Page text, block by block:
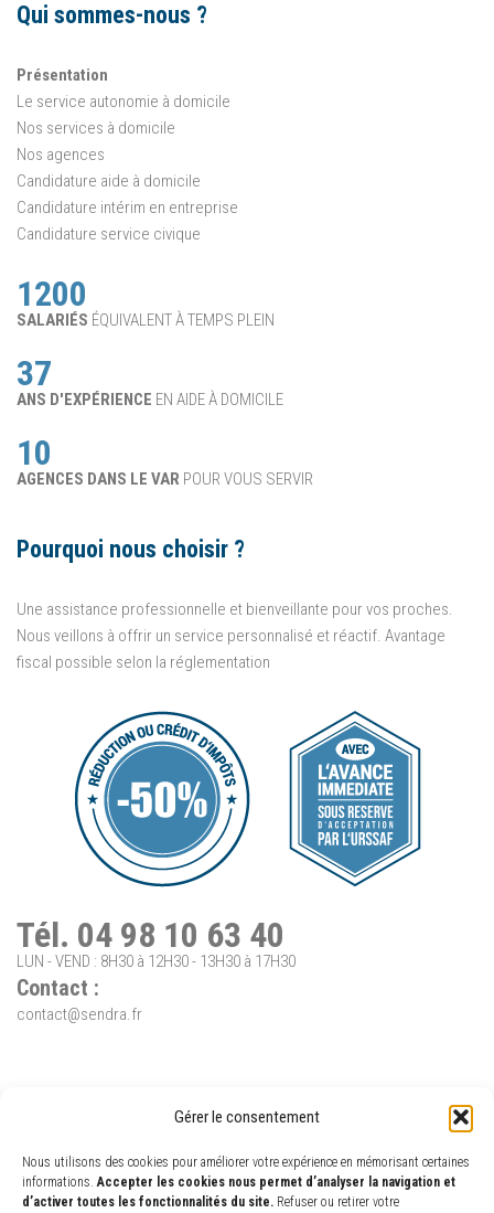
Gérer le consentement
Nous utilisons des cookies pour améliorer votre expérience en mémorisant certaines
informations.Accepter les cookies nous permet d’analyser la navigation et
d’activer toutes les fonctionnalités du site. Refuser ou retirer votre
Qui sommes-nous ?
Présentation
Le service autonomie à domicile
Nos services à domicile
Nos agences
Candidature aide à domicile
Candidature intérim en entreprise
Candidature service civique
1200
SALARIÉS ÉQUIVALENT À TEMPS PLEIN
37
ANS D'EXPÉRIENCE EN AIDE À DOMICILE
10
AGENCES DANS LE VAR POUR VOUS SERVIR
Pourquoi nous choisir ?
Une assistance professionnelle et bienveillante pour vos proches.
Nous veillons à offrir un service personnalisé et réactif. Avantage
fiscal possible selon la réglementation
Tél. 04 98 10 63 40
LUN - VEND : 8H30 à 12H30 - 13H30 à 17H30
Contact :
contact@sendra.fr